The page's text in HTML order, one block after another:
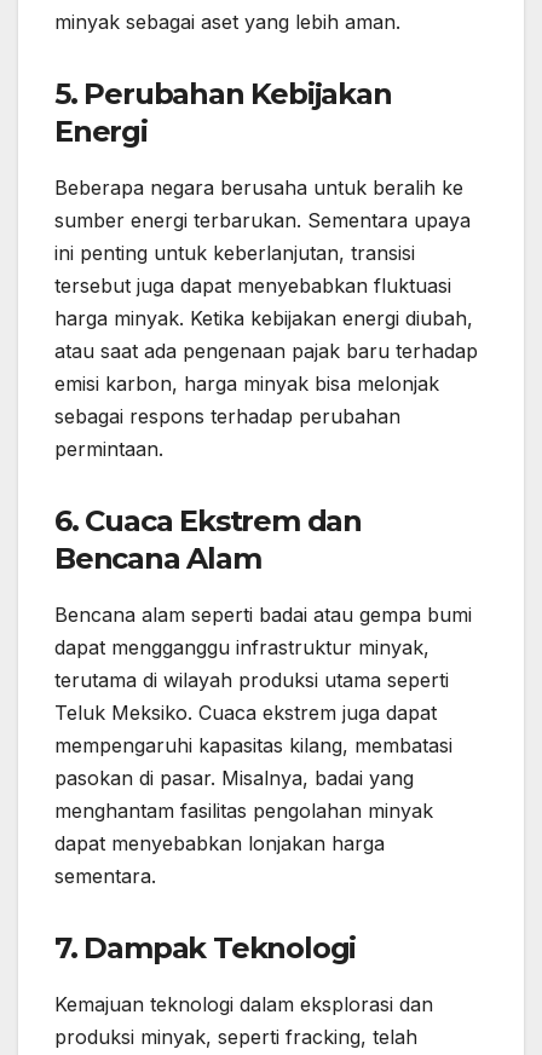
minyak sebagai aset yang lebih aman.
5. Perubahan Kebijakan
Energi
Beberapa negara berusaha untuk beralih ke
sumber energi terbarukan. Sementara upaya
ini penting untuk keberlanjutan, transisi
tersebut juga dapat menyebabkan fluktuasi
harga minyak. Ketika kebijakan energi diubah,
atau saat ada pengenaan pajak baru terhadap
emisi karbon, harga minyak bisa melonjak
sebagai respons terhadap perubahan
permintaan.
6. Cuaca Ekstrem dan
Bencana Alam
Bencana alam seperti badai atau gempa bumi
dapat mengganggu infrastruktur minyak,
terutama di wilayah produksi utama seperti
Teluk Meksiko. Cuaca ekstrem juga dapat
mempengaruhi kapasitas kilang, membatasi
pasokan di pasar. Misalnya, badai yang
menghantam fasilitas pengolahan minyak
dapat menyebabkan lonjakan harga
sementara.
7. Dampak Teknologi
Kemajuan teknologi dalam eksplorasi dan
produksi minyak, seperti fracking, telah